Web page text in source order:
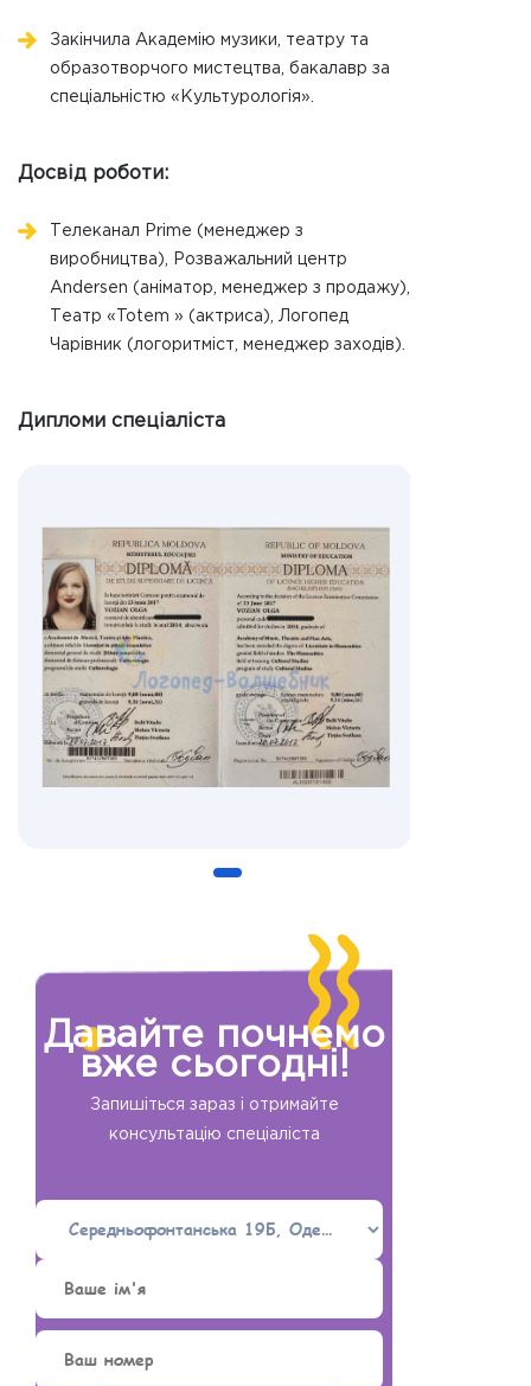
Закінчила Академію музики, театру та
образотворчого мистецтва, бакалавр за
спеціальністю «Культурологія».
Досвід роботи:
Телеканал Prime (менеджер з
виробництва), Розважальний центр
Andersen (аніматор, менеджер з продажу),
Театр «Totem » (актриса), Логопед
Чарівник (логоритміст, менеджер заходів).
Дипломи спеціаліста
Давайте почнемо
вже сьогодні!
Запишіться зараз і отримайте
консультацію спеціаліста